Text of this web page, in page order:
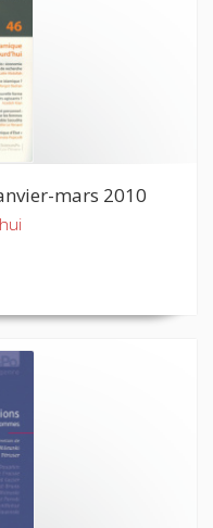
mars 2010